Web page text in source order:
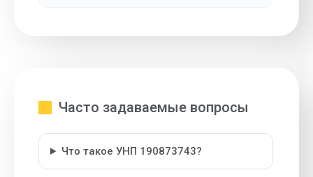
Часто задаваемые вопросы
Что такое УНП 190873743?